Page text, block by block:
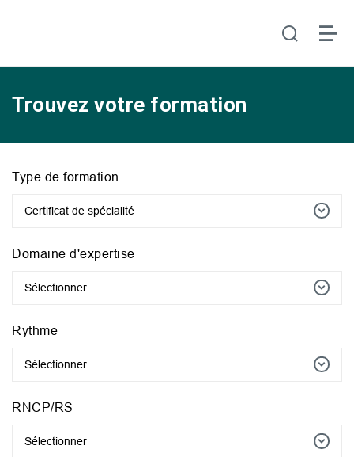
Trouvez votre formation
Type de formation
Certificat de spécialité
Domaine d'expertise
Sélectionner
Rythme
Sélectionner
RNCP/RS
Sélectionner